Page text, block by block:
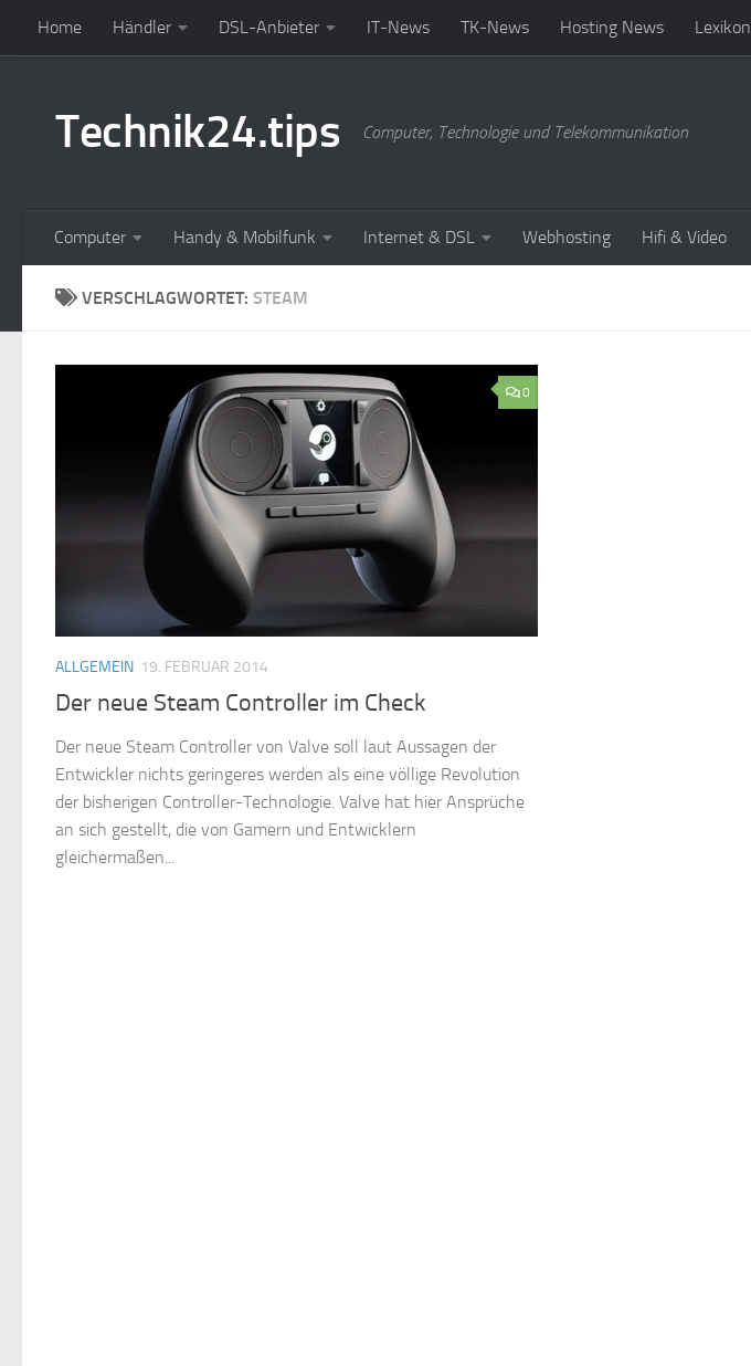
Zum Inhalt springen
Home Händler DSL-Anbieter IT-News TK-News Hosting News Lexikon
Technik24.tips Computer, Technologie und Telekommunikation
Computer Handy & Mobilfunk Internet & DSL Webhosting Hifi & Video
VERSCHLAGWORTET: STEAM
0
ALLGEMEIN 19. FEBRUAR 2014
Der neue Steam Controller im Check
Der neue Steam Controller von Valve soll laut Aussagen der
Entwickler nichts geringeres werden als eine völlige Revolution
der bisherigen Controller-Technologie. Valve hat hier Ansprüche
an sich gestellt, die von Gamern und Entwicklern
gleichermaßen...